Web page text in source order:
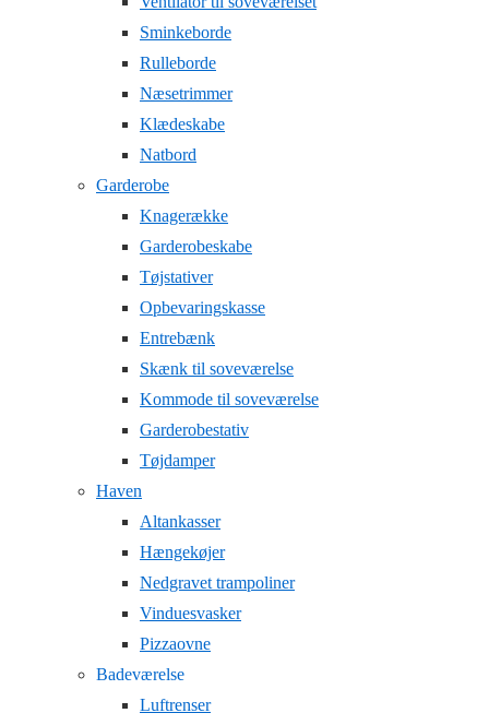
Sminkeborde
Rulleborde
Næsetrimmer
Klædeskabe
Natbord
Garderobe
Knagerække
Garderobeskabe
Tøjstativer
Opbevaringskasse
Entrebænk
Skænk til soveværelse
Kommode til soveværelse
Garderobestativ
Tøjdamper
Haven
Altankasser
Hængekøjer
Nedgravet trampoliner
Vinduesvasker
Pizzaovne
Badeværelse
Luftrenser